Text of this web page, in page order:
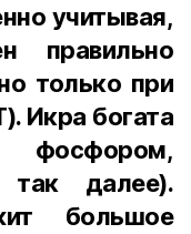
учитывая,
только при
Икра богата
фосфором,
далее).
большое